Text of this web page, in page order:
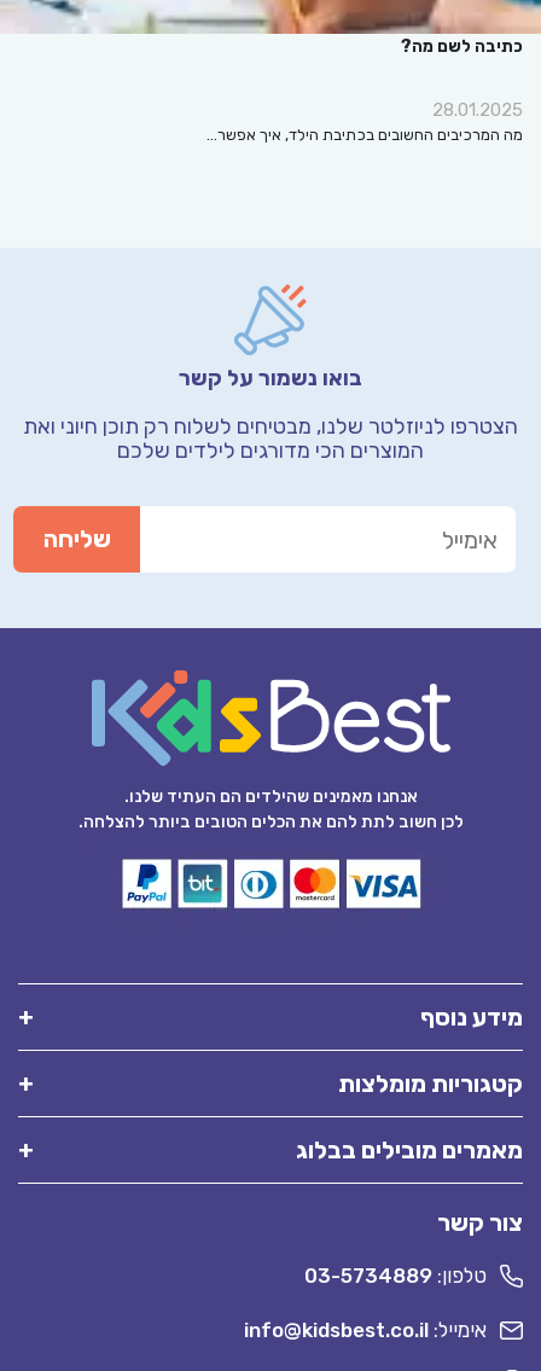
כתיבה לשם מה?
28.01.2025
מה המרכיבים החשובים בכתיבת הילד, איך אפשר…
בואו נשמור על קשר
הצטרפו לניוזלטר שלנו, מבטיחים לשלוח רק תוכן חיוני ואת
המוצרים הכי מדורגים לילדים שלכם
אנחנו מאמינים שהילדים הם העתיד שלנו.
לכן חשוב לתת להם את הכלים הטובים ביותר להצלחה.
מידע נוסף
קטגוריות מומלצות
מאמרים מובילים בבלוג
צור קשר
טלפון: 03-5734889
אימייל: info@kidsbest.co.il